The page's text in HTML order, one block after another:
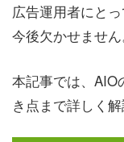
広告運用者にと
今後欠かせません
本記事では、AIO
き点まで詳しく解